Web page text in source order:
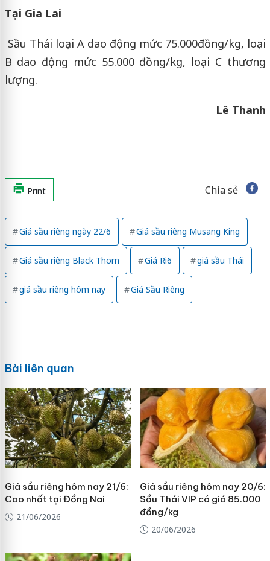
Tại Gia Lai
Sầu Thái loại A dao động mức 75.000đồng/kg, loại
B dao động mức 55.000 đồng/kg, loại C thương
lượng.
Lê Thanh
Print Chia sẻ
Giá sầu riêng ngày 22/6 Giá sầu riêng Musang King
Giá sầu riêng Black Thorn Giá Ri6 giá sầu Thái
giá sầu riêng hôm nay Giá Sầu Riêng
Bài liên quan
Giá sầu riêng hôm nay 21/6:
Cao nhất tại Đồng Nai
21/06/2026
Giá sầu riêng hôm nay 20/6:
Sầu Thái VIP có giá 85.000
đồng/kg
20/06/2026